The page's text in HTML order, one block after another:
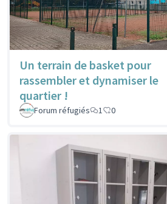
Un terrain de basket pour
rassembler et dynamiser le
quartier !
Forum réfugiés 1 0